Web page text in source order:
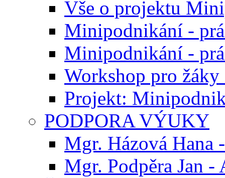
Vše o projektu
Minipodnikání -
Minipodnikání -
Workshop pro
Projekt:
PODPORA VÝUKY
Mgr. Házová Hana
Mgr. Podpěra Jan